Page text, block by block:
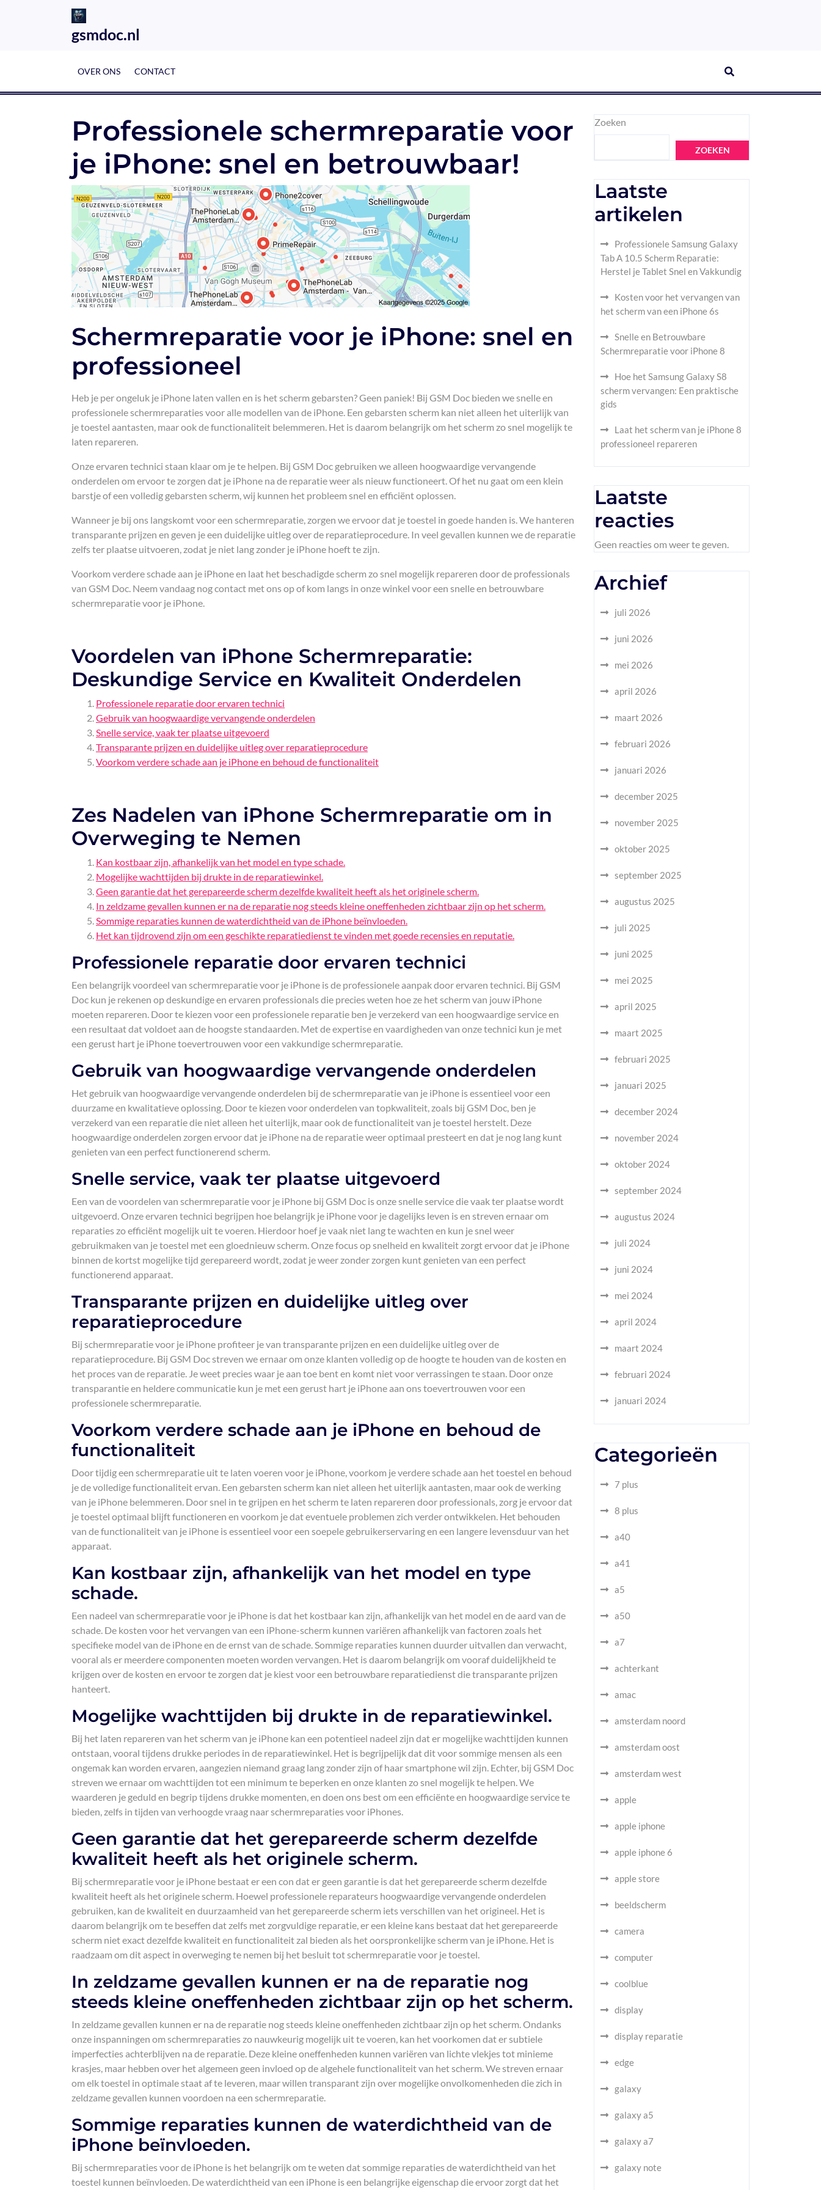
gsmdoc.nl
OVER ONS CONTACT
Professionele schermreparatie voor
je iPhone: snel en betrouwbaar!
Schermreparatie voor je iPhone: snel en
professioneel
Heb je per ongeluk je iPhone laten vallen en is het scherm gebarsten? Geen paniek! Bij GSM Doc bieden we snelle en
professionele schermreparaties voor alle modellen van de iPhone. Een gebarsten scherm kan niet alleen het uiterlijk van
je toestel aantasten, maar ook de functionaliteit belemmeren. Het is daarom belangrijk om het scherm zo snel mogelijk te
laten repareren.
Onze ervaren technici staan klaar om je te helpen. Bij GSM Doc gebruiken we alleen hoogwaardige vervangende
onderdelen om ervoor te zorgen dat je iPhone na de reparatie weer als nieuw functioneert. Of het nu gaat om een klein
barstje of een volledig gebarsten scherm, wij kunnen het probleem snel en efficiënt oplossen.
Wanneer je bij ons langskomt voor een schermreparatie, zorgen we ervoor dat je toestel in goede handen is. We hanteren
transparante prijzen en geven je een duidelijke uitleg over de reparatieprocedure. In veel gevallen kunnen we de reparatie
zelfs ter plaatse uitvoeren, zodat je niet lang zonder je iPhone hoeft te zijn.
Voorkom verdere schade aan je iPhone en laat het beschadigde scherm zo snel mogelijk repareren door de professionals
van GSM Doc. Neem vandaag nog contact met ons op of kom langs in onze winkel voor een snelle en betrouwbare
schermreparatie voor je iPhone.
Voordelen van iPhone Schermreparatie:
Deskundige Service en Kwaliteit Onderdelen
Professionele reparatie door ervaren technici
Gebruik van hoogwaardige vervangende onderdelen
Snelle service, vaak ter plaatse uitgevoerd
Transparante prijzen en duidelijke uitleg over reparatieprocedure
Voorkom verdere schade aan je iPhone en behoud de functionaliteit
Zes Nadelen van iPhone Schermreparatie om in
Overweging te Nemen
Kan kostbaar zijn, afhankelijk van het model en type schade.
Mogelijke wachttijden bij drukte in de reparatiewinkel.
Geen garantie dat het gerepareerde scherm dezelfde kwaliteit heeft als het originele scherm.
In zeldzame gevallen kunnen er na de reparatie nog steeds kleine oneffenheden zichtbaar zijn op het scherm.
Sommige reparaties kunnen de waterdichtheid van de iPhone beïnvloeden.
Het kan tijdrovend zijn om een geschikte reparatiedienst te vinden met goede recensies en reputatie.
Professionele reparatie door ervaren technici
Een belangrijk voordeel van schermreparatie voor je iPhone is de professionele aanpak door ervaren technici. Bij GSM
Doc kun je rekenen op deskundige en ervaren professionals die precies weten hoe ze het scherm van jouw iPhone
moeten repareren. Door te kiezen voor een professionele reparatie ben je verzekerd van een hoogwaardige service en
een resultaat dat voldoet aan de hoogste standaarden. Met de expertise en vaardigheden van onze technici kun je met
een gerust hart je iPhone toevertrouwen voor een vakkundige schermreparatie.
Gebruik van hoogwaardige vervangende onderdelen
Het gebruik van hoogwaardige vervangende onderdelen bij de schermreparatie van je iPhone is essentieel voor een
duurzame en kwalitatieve oplossing. Door te kiezen voor onderdelen van topkwaliteit, zoals bij GSM Doc, ben je
verzekerd van een reparatie die niet alleen het uiterlijk, maar ook de functionaliteit van je toestel herstelt. Deze
hoogwaardige onderdelen zorgen ervoor dat je iPhone na de reparatie weer optimaal presteert en dat je nog lang kunt
genieten van een perfect functionerend scherm.
Snelle service, vaak ter plaatse uitgevoerd
Een van de voordelen van schermreparatie voor je iPhone bij GSM Doc is onze snelle service die vaak ter plaatse wordt
uitgevoerd. Onze ervaren technici begrijpen hoe belangrijk je iPhone voor je dagelijks leven is en streven ernaar om
reparaties zo efficiënt mogelijk uit te voeren. Hierdoor hoef je vaak niet lang te wachten en kun je snel weer
gebruikmaken van je toestel met een gloednieuw scherm. Onze focus op snelheid en kwaliteit zorgt ervoor dat je iPhone
binnen de kortst mogelijke tijd gerepareerd wordt, zodat je weer zonder zorgen kunt genieten van een perfect
functionerend apparaat.
Transparante prijzen en duidelijke uitleg over
reparatieprocedure
Bij schermreparatie voor je iPhone profiteer je van transparante prijzen en een duidelijke uitleg over de
reparatieprocedure. Bij GSM Doc streven we ernaar om onze klanten volledig op de hoogte te houden van de kosten en
het proces van de reparatie. Je weet precies waar je aan toe bent en komt niet voor verrassingen te staan. Door onze
transparantie en heldere communicatie kun je met een gerust hart je iPhone aan ons toevertrouwen voor een
professionele schermreparatie.
Voorkom verdere schade aan je iPhone en behoud de
functionaliteit
Door tijdig een schermreparatie uit te laten voeren voor je iPhone, voorkom je verdere schade aan het toestel en behoud
je de volledige functionaliteit ervan. Een gebarsten scherm kan niet alleen het uiterlijk aantasten, maar ook de werking
van je iPhone belemmeren. Door snel in te grijpen en het scherm te laten repareren door professionals, zorg je ervoor dat
je toestel optimaal blijft functioneren en voorkom je dat eventuele problemen zich verder ontwikkelen. Het behouden
van de functionaliteit van je iPhone is essentieel voor een soepele gebruikerservaring en een langere levensduur van het
apparaat.
Kan kostbaar zijn, afhankelijk van het model en type
schade.
Een nadeel van schermreparatie voor je iPhone is dat het kostbaar kan zijn, afhankelijk van het model en de aard van de
schade. De kosten voor het vervangen van een iPhone-scherm kunnen variëren afhankelijk van factoren zoals het
specifieke model van de iPhone en de ernst van de schade. Sommige reparaties kunnen duurder uitvallen dan verwacht,
vooral als er meerdere componenten moeten worden vervangen. Het is daarom belangrijk om vooraf duidelijkheid te
krijgen over de kosten en ervoor te zorgen dat je kiest voor een betrouwbare reparatiedienst die transparante prijzen
hanteert.
Mogelijke wachttijden bij drukte in de reparatiewinkel.
Bij het laten repareren van het scherm van je iPhone kan een potentieel nadeel zijn dat er mogelijke wachttijden kunnen
ontstaan, vooral tijdens drukke periodes in de reparatiewinkel. Het is begrijpelijk dat dit voor sommige mensen als een
ongemak kan worden ervaren, aangezien niemand graag lang zonder zijn of haar smartphone wil zijn. Echter, bij GSM Doc
streven we ernaar om wachttijden tot een minimum te beperken en onze klanten zo snel mogelijk te helpen. We
waarderen je geduld en begrip tijdens drukke momenten, en doen ons best om een efficiënte en hoogwaardige service te
bieden, zelfs in tijden van verhoogde vraag naar schermreparaties voor iPhones.
Geen garantie dat het gerepareerde scherm dezelfde
kwaliteit heeft als het originele scherm.
Bij schermreparatie voor je iPhone bestaat er een con dat er geen garantie is dat het gerepareerde scherm dezelfde
kwaliteit heeft als het originele scherm. Hoewel professionele reparateurs hoogwaardige vervangende onderdelen
gebruiken, kan de kwaliteit en duurzaamheid van het gerepareerde scherm iets verschillen van het origineel. Het is
daarom belangrijk om te beseffen dat zelfs met zorgvuldige reparatie, er een kleine kans bestaat dat het gerepareerde
scherm niet exact dezelfde kwaliteit en functionaliteit zal bieden als het oorspronkelijke scherm van je iPhone. Het is
raadzaam om dit aspect in overweging te nemen bij het besluit tot schermreparatie voor je toestel.
In zeldzame gevallen kunnen er na de reparatie nog
steeds kleine oneffenheden zichtbaar zijn op het scherm.
In zeldzame gevallen kunnen er na de reparatie nog steeds kleine oneffenheden zichtbaar zijn op het scherm. Ondanks
onze inspanningen om schermreparaties zo nauwkeurig mogelijk uit te voeren, kan het voorkomen dat er subtiele
imperfecties achterblijven na de reparatie. Deze kleine oneffenheden kunnen variëren van lichte vlekjes tot minieme
krasjes, maar hebben over het algemeen geen invloed op de algehele functionaliteit van het scherm. We streven ernaar
om elk toestel in optimale staat af te leveren, maar willen transparant zijn over mogelijke onvolkomenheden die zich in
zeldzame gevallen kunnen voordoen na een schermreparatie.
Sommige reparaties kunnen de waterdichtheid van de
iPhone beïnvloeden.
Bij schermreparaties voor de iPhone is het belangrijk om te weten dat sommige reparaties de waterdichtheid van het
toestel kunnen beïnvloeden. De waterdichtheid van een iPhone is een belangrijke eigenschap die ervoor zorgt dat het
Zoeken
ZOEKEN
Laatste
artikelen
Professionele Samsung Galaxy
Tab A 10.5 Scherm Reparatie:
Herstel je Tablet Snel en Vakkundig
Kosten voor het vervangen van
het scherm van een iPhone 6s
Snelle en Betrouwbare
Schermreparatie voor iPhone 8
Hoe het Samsung Galaxy S8
scherm vervangen: Een praktische
gids
Laat het scherm van je iPhone 8
professioneel repareren
Laatste
reacties
Geen reacties om weer te geven.
Archief
juli 2026
juni 2026
mei 2026
april 2026
maart 2026
februari 2026
januari 2026
december 2025
november 2025
oktober 2025
september 2025
augustus 2025
juli 2025
juni 2025
mei 2025
april 2025
maart 2025
februari 2025
januari 2025
december 2024
november 2024
oktober 2024
september 2024
augustus 2024
juli 2024
juni 2024
mei 2024
april 2024
maart 2024
februari 2024
januari 2024
Categorieën
7 plus
8 plus
a40
a41
a5
a50
a7
achterkant
amac
amsterdam noord
amsterdam oost
amsterdam west
apple
apple iphone
apple iphone 6
apple store
beeldscherm
camera
computer
coolblue
display
display reparatie
edge
galaxy
galaxy a5
galaxy a7
galaxy note